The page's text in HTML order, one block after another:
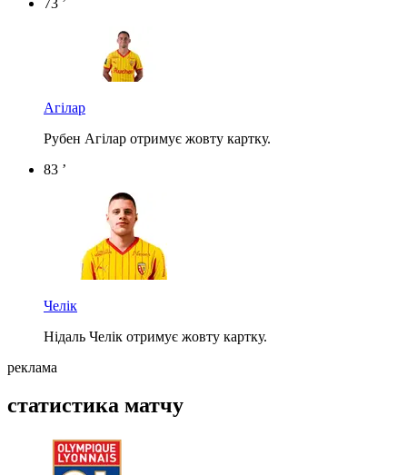
Агілар
Рубен Агілар отримує жовту картку.
83 ’
Челік
Нідаль Челік отримує жовту картку.
реклама
статистика матчу